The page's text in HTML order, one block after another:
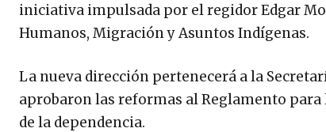
iniciativa impulsada por el regidor Edgar
Humanos, Migración y Asuntos Indígenas.
La nueva dirección pertenecerá a la
aprobaron las reformas al Reglamento para
de la dependencia.